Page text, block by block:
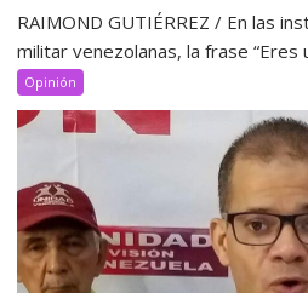
RAIMOND GUTIÉRREZ / En las
militar venezolanas, la frase “Eres
Opinión